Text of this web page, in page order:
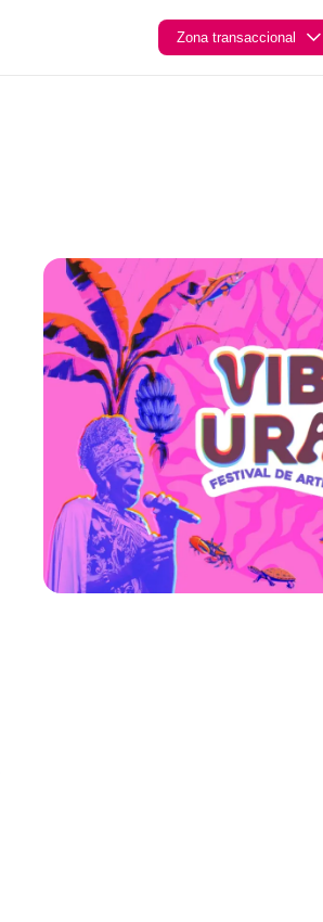
Zona transaccional